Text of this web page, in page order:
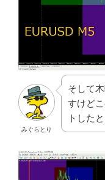
みぐらとり
そして
すけど
トした